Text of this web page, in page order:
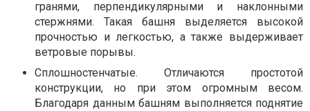
гранями, перпендикулярными и наклонными
стержнями. Такая башня выделяется высокой
прочностью и легкостью, а также выдерживает
ветровые порывы.
Сплошностенчатые. Отличаются простотой
конструкции, но при этом огромным весом.
Благодаря данным башням выполняется поднятие